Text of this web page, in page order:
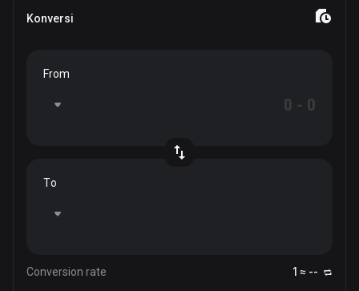
Konversi
From
To
Conversion rate 1 ≈ --